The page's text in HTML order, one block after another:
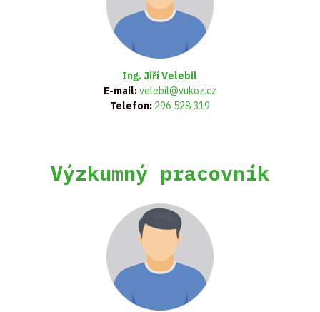
Ing. Jiří Velebil
E-mail:velebil@vukoz.cz
Telefon: 296 528 319
Výzkumný pracovník